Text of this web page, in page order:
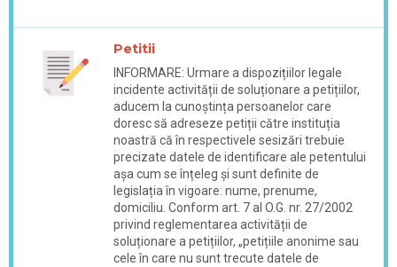
Petitii
INFORMARE: Urmare a dispozițiilor legale
incidente activității de soluționare a petițiilor,
aducem la cunoștința persoanelor care
doresc să adreseze petiții către instituția
noastră că în respectivele sesizări trebuie
precizate datele de identificare ale petentului
așa cum se înțeleg și sunt definite de
legislația în vigoare: nume, prenume,
domiciliu. Conform art. 7 al O.G. nr. 27/2002
privind reglementarea activității de
soluționare a petițiilor, „petițiile anonime sau
cele în care nu sunt trecute datele de